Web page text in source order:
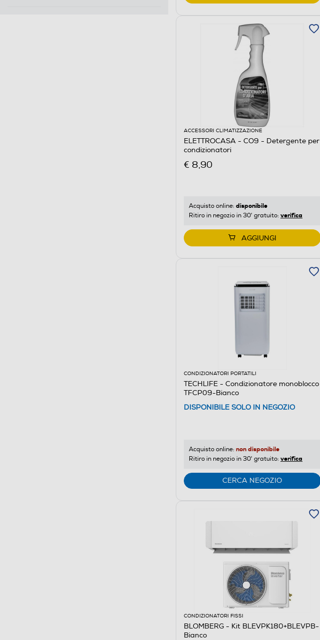
ACCESSORI CLIMATIZZAZIONE
ELETTROCASA - CO9 - Detergente per
condizionatori
€ 8,90
Acquisto online: disponibile
Ritiro in negozio in 30' gratuito: verifica
AGGIUNGI
CONDIZIONATORI PORTATILI
TECHLIFE - Condizionatore monoblocco
TFCP09-Bianco
DISPONIBILE SOLO IN NEGOZIO
Acquisto online: non disponibile
Ritiro in negozio in 30' gratuito: verifica
CERCA NEGOZIO
CONDIZIONATORI FISSI
BLOMBERG - Kit BLEVPK180+BLEVPB-
Bianco